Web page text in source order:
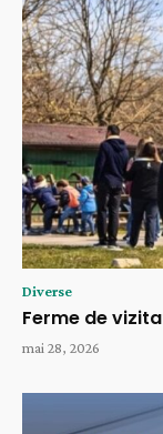
Diverse
Ferme de
mai 28, 2026